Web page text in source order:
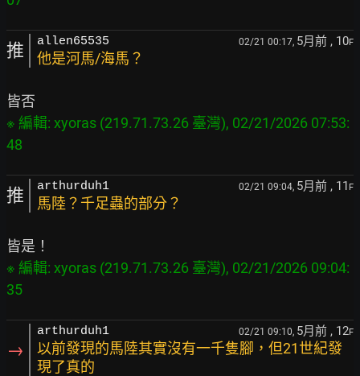
推 allen65535 02/21 00:17, 5月前 , 10F
他是河馬/海馬？
※ 編輯: xyoras (219.71.73.26 臺灣), 02/21/2026 07:53:
推 arthurduh1 02/21 09:04, 5月前 , 11 F
馬陸？千足蟲的部分？
※ 編輯: xyoras (219.71.73.26 臺灣), 02/21/2026 09:04:
→
arthurduh1 02/21 09:10, 5月前 , 12F
以前發現的馬陸其實沒有一千隻腳，但21世紀發
現了真的